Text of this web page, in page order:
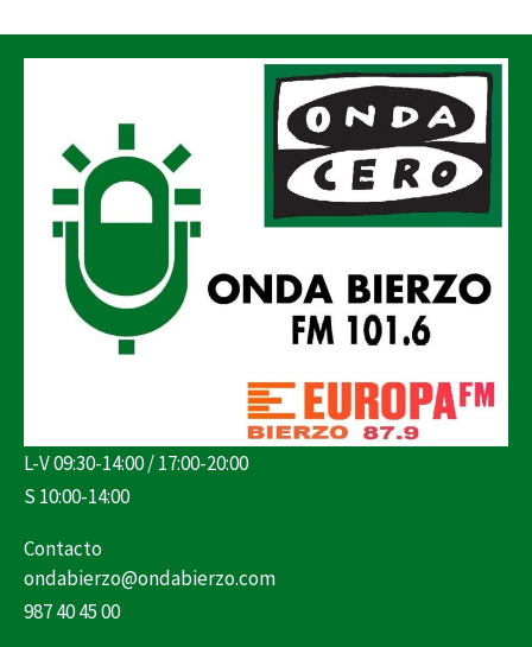
L-V 09:30-14:00 / 17:00-20:00
S 10:00-14:00
Contacto
ondabierzo@ondabierzo.com
987 40 45 00